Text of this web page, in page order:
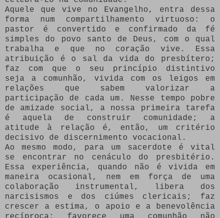
Aquele que vive no Evangelho, entra dessa
forma num compartilhamento virtuoso: o
pastor é convertido e confirmado da fé
simples do povo santo de Deus, com o qual
trabalha e que no coração vive. Essa
atribuição é o sal da vida do presbítero;
faz com que o seu princípio distintivo
seja a comunhão, vivida com os leigos em
relações que sabem valorizar a
participação de cada um. Nesse tempo pobre
de amizade social, a nossa primeira tarefa
é aquela de construir comunidade; a
atitude à relação é, então, um critério
decisivo de discernimento vocacional.
Ao mesmo modo, para um sacerdote é vital
se encontrar no cenáculo do presbitério.
Essa experiência, quando não é vivida em
maneira ocasional, nem em força de uma
colaboração instrumental, libera dos
narcisismos e dos ciúmes clericais; faz
crescer a estima, o apoio e a benevolência